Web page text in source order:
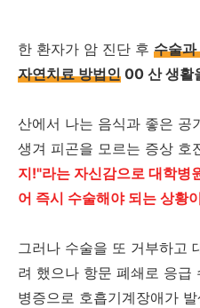
한 환자가 암 진단 후 수술과
자연치료 방법인 00 산 생활
산에서 나는 음식과 좋은 공
생겨 피곤을 모르는 증상 호
지!"라는 자신감으로 대학병
어 즉시 수술해야 되는 상황
그러나 수술을 또 거부하고
려 했으나 항문 폐쇄로 응급
병증으로 호흡기계장애가